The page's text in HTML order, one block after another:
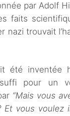
par Adolf
faits
nazi trouvait
été inventée
pour un
“Mais vous
vous voulez